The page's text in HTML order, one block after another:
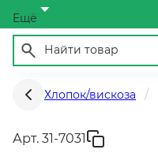
Ещё
Хлопок/вискоза
Арт. 31-7031